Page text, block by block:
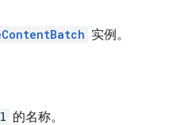
实例。
的名称。